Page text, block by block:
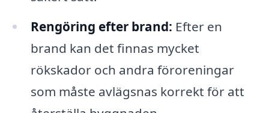
Rengöring efter brand: Efter en
brand kan det finnas mycket
rökskador och andra föroreningar
som måste avlägsnas korrekt för att